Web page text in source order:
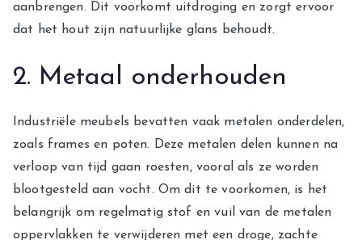
aanbrengen. Dit voorkomt uitdroging en zorgt ervoor
dat het hout zijn natuurlijke glans behoudt.
2. Metaal onderhouden
Industriële meubels bevatten vaak metalen onderdelen,
zoals frames en poten. Deze metalen delen kunnen na
verloop van tijd gaan roesten, vooral als ze worden
blootgesteld aan vocht. Om dit te voorkomen, is het
belangrijk om regelmatig stof en vuil van de metalen
oppervlakken te verwijderen met een droge, zachte